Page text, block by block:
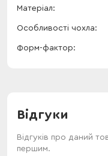
Матеріал
Особливості чохла
Форм-фактор
Відгуки
Відгуків про даний
першим.